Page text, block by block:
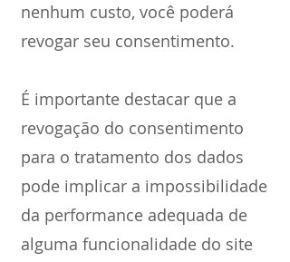
nenhum custo, você poderá
revogar seu consentimento.
É importante destacar que a
revogação do consentimento
para o tratamento dos dados
pode implicar a impossibilidade
da performance adequada de
alguma funcionalidade do site